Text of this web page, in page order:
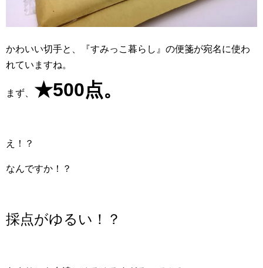
かわいい切手と、『すみっこ暮らし』の便箋が宛名に使わ
れていますね。
まず、 ★500点。
え！？
なんですか！？
採点がゆるい！？